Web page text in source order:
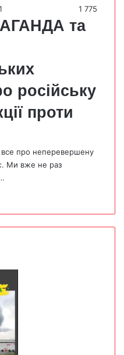
1 775
та
російську
проти
все про неперевершену
Ми вже не раз